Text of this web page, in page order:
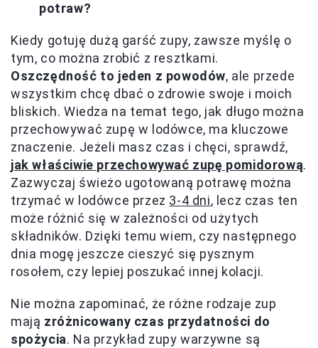
potraw?
Kiedy gotuję dużą garść zupy, zawsze myślę o
tym, co można zrobić z resztkami.
Oszczędność to jeden z powodów, ale przede
wszystkim chcę dbać o zdrowie swoje i moich
bliskich. Wiedza na temat tego, jak długo można
przechowywać zupę w lodówce, ma kluczowe
znaczenie. Jeżeli masz czas i chęci, sprawdź,
jak właściwie przechowywać zupę pomidorową.
Zazwyczaj świeżo ugotowaną potrawę można
trzymać w lodówce przez 3-4 dni, lecz czas ten
może różnić się w zależności od użytych
składników. Dzięki temu wiem, czy następnego
dnia mogę jeszcze cieszyć się pysznym
rosołem, czy lepiej poszukać innej kolacji.
Nie można zapominać, że różne rodzaje zup
mają zróżnicowany czas przydatności do
spożycia. Na przykład zupy warzywne są